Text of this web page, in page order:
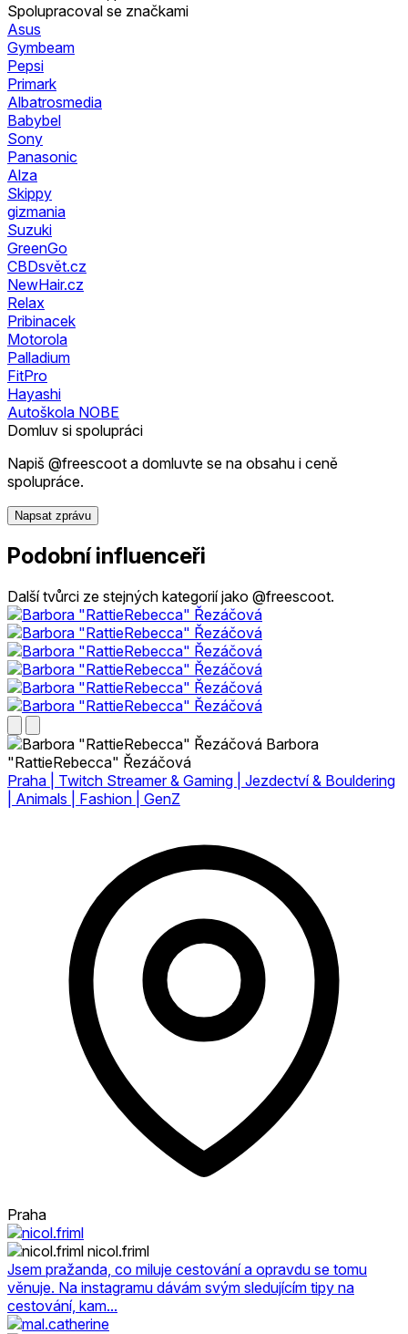
Spolupracoval se značkami
Asus
Gymbeam
Pepsi
Primark
Albatrosmedia
Babybel
Sony
Panasonic
Alza
Skippy
gizmania
Suzuki
GreenGo
CBDsvět.cz
NewHair.cz
Relax
Pribinacek
Motorola
Palladium
FitPro
Hayashi
Autoškola NOBE
Domluv si spolupráci
Napiš @freescoot a domluvte se na obsahu i ceně
spolupráce.
Napsat zprávu
Podobní influenceři
Další tvůrci ze stejných kategorií jako @freescoot.
Barbora
"RattieRebecca" Řezáčová
Praha | Twitch Streamer & Gaming | Jezdectví & Bouldering
| Animals | Fashion | GenZ
Praha
nicol.friml
Jsem pražanda, co miluje cestování a opravdu se tomu
věnuje. Na instagramu dávám svým sledujícím tipy na
cestování, kam...